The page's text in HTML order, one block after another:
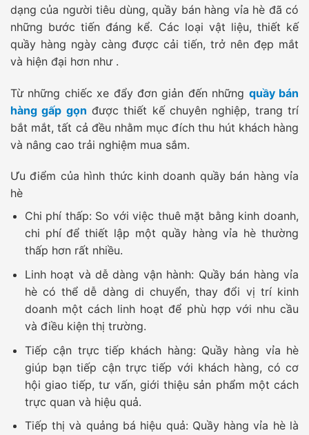
dạng của người tiêu dùng, quầy bán hàng vỉa hè đã có
những bước tiến đáng kể. Các loại vật liệu, thiết kế
quầy hàng ngày càng được cải tiến, trở nên đẹp mắt
và hiện đại hơn như .
Từ những chiếc xe đẩy đơn giản đến những quầy bán
hàng gấp gọn được thiết kế chuyên nghiệp, trang trí
bắt mắt, tất cả đều nhằm mục đích thu hút khách hàng
và nâng cao trải nghiệm mua sắm.
Ưu điểm của hình thức kinh doanh quầy bán hàng vỉa
hè
Chi phí thấp: So với việc thuê mặt bằng kinh doanh,
chi phí để thiết lập một quầy hàng vỉa hè thường
thấp hơn rất nhiều.
Linh hoạt và dễ dàng vận hành: Quầy bán hàng vỉa
hè có thể dễ dàng di chuyển, thay đổi vị trí kinh
doanh một cách linh hoạt để phù hợp với nhu cầu
và điều kiện thị trường.
Tiếp cận trực tiếp khách hàng: Quầy hàng vỉa hè
giúp bạn tiếp cận trực tiếp với khách hàng, có cơ
hội giao tiếp, tư vấn, giới thiệu sản phẩm một cách
trực quan và hiệu quả.
Tiếp thị và quảng bá hiệu quả: Quầy hàng vỉa hè là